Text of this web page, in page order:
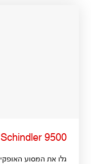
Schindler 9500 אופקי